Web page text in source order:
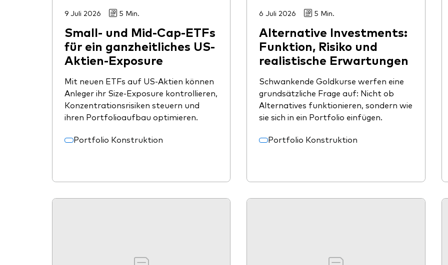
9 Juli 2026 5 Min.
Small- und Mid-Cap-ETFs
für ein ganzheitliches US-
Aktien-Exposure
Mit neuen ETFs auf US-Aktien können
Anleger ihr Size-Exposure kontrollieren,
Konzentrationsrisiken steuern und
ihren Portfolioaufbau optimieren.
Portfolio Konstruktion
6 Juli 2026 5 Min.
Alternative Investments:
Funktion, Risiko und
realistische Erwartungen
Schwankende Goldkurse werfen eine
grundsätzliche Frage auf: Nicht ob
Alternatives funktionieren, sondern wie
sie sich in ein Portfolio einfügen.
Portfolio Konstruktion